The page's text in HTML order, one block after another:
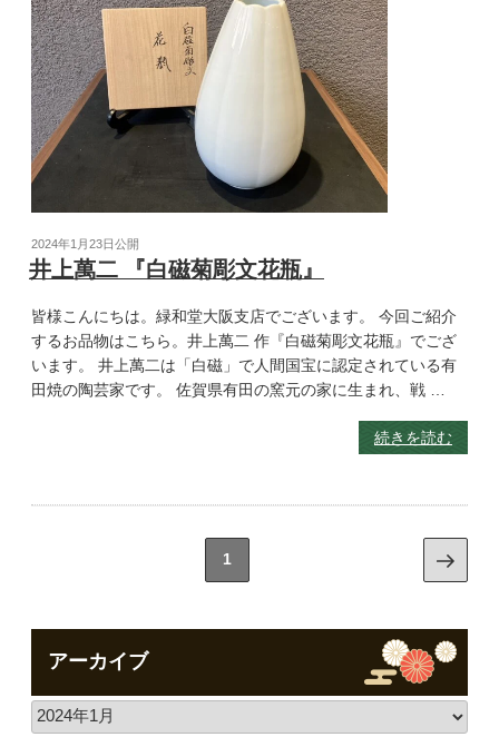
2024年1月23日公開
井上萬二 『白磁菊彫文花瓶』
皆様こんにちは。緑和堂大阪支店でございます。 今回ご紹介
するお品物はこちら。井上萬二 作『白磁菊彫文花瓶』でござ
います。 井上萬二は「白磁」で人間国宝に認定されている有
田焼の陶芸家です。 佐賀県有田の窯元の家に生まれ、戦 …
続きを読む
1
アーカイブ